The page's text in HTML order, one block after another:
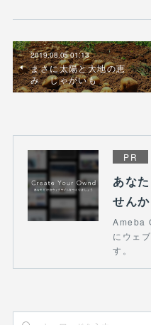
2019.08.05 01:13
まさに太陽と大地の恵
み じゃがいも
PR
あな
せんか
Ameba
にウェ
す。